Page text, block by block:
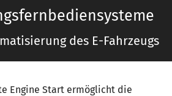
des E-Fahrzeugs
Engine Start ermöglicht die